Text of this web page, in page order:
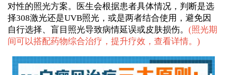
对性的照光方案。医生会根据患者具体情况，判断是选
择308激光还是UVB照光，或是两者结合使用，避免因
自行选择、盲目照光导致病情延误或皮肤损伤。 (照光期
间可以搭配药物综合治疗，提升疗效，查看详情。 )